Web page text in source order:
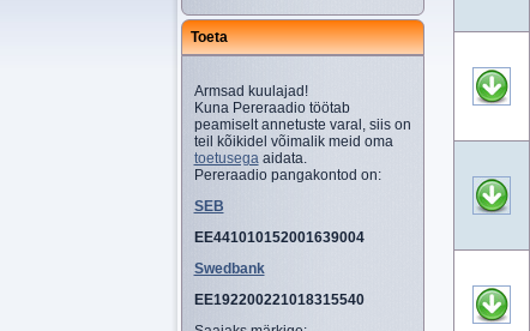
Toeta
Armsad kuulajad!
Kuna Pereraadio töötab
peamiselt annetuste varal, siis on
teil kõikidel võimalik meid oma
toetusegaaidata.
Pereraadio pangakontod on:
SEB
EE441010152001639004
Swedbank
EE192200221018315540